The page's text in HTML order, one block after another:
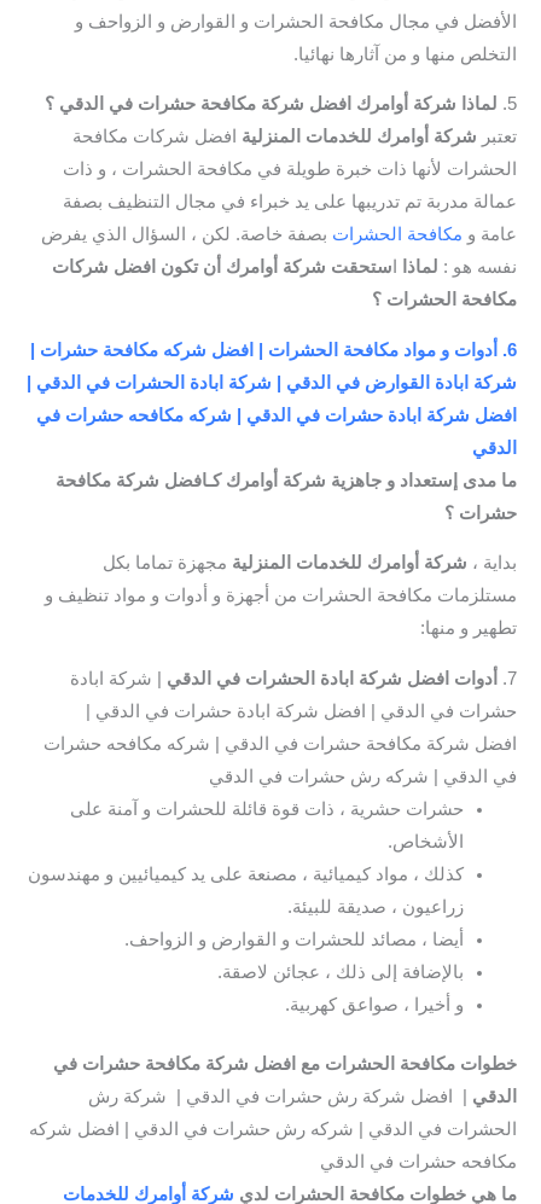
الأفضل في مجال مكافحة الحشرات و القوارض و الزواحف و
التخلص منها و من آثارها نهائيا.
5. لماذا شركة أوامرك افضل شركة مكافحة حشرات في الدقي ؟
تعتبر شركة أوامرك للخدمات المنزلية افضل شركات مكافحة
الحشرات لأنها ذات خبرة طويلة في مكافحة الحشرات ، و ذات
عمالة مدربة تم تدريبها على يد خبراء في مجال التنظيف بصفة
عامة و مكافحة الحشرات بصفة خاصة. لكن ، السؤال الذي يفرض
نفسه هو : لماذا
ستحقت شركة أوامرك أن تكون افضل شركات
مكافحة الحشرات ؟
6. أدوات و مواد مكافحة الحشرات | افضل شركه مكافحة حشرات |
شركة ابادة القوارض في الدقي | شركة ابادة الحشرات في الدقي |
افضل شركة ابادة حشرات في الدقي | شركه مكافحه حشرات في
الدقي
ما مدى إستعداد و جاهزية شركة أوامرك كـافضل شركة مكافحة
حشرات ؟
بداية ، شركة أوامرك للخدمات المنزلية مجهزة تماما بكل
مستلزمات مكافحة الحشرات من أجهزة و أدوات و مواد تنظيف و
تطهير و منها:
7. أدوات افضل شركة ابادة الحشرات في الدقي | شركة ابادة
حشرات في الدقي | افضل شركة ابادة حشرات في الدقي |
افضل شركة مكافحة حشرات في الدقي | شركه مكافحه حشرات
في الدقي | شركه رش حشرات في الدقي
حشرات حشرية ، ذات قوة قائلة للحشرات و آمنة على
الأشخاص.
كذلك ، مواد كيميائية ، مصنعة على يد كيميائيين و مهندسون
زراعيون ، صديقة للبيئة.
أيضا ، مصائد للحشرات و القوارض و الزواحف.
بالإضافة إلى ذلك ، عجائن لاصقة.
و أخيرا ، صواعق كهربية.
خطوات مكافحة الحشرات مع افضل شركة مكافحة حشرات في
الدقي | افضل شركة رش حشرات في الدقي | شركة رش
الحشرات في الدقي | شركه رش حشرات في الدقي | افضل شركه
مكافحه حشرات في الدقي
ما هي خطوات مكافحة الحشرات لدي شركة أوامرك للخدمات